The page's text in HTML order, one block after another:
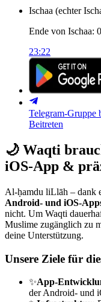
Ischaa (echter
Ende von Ischaa:
23:22
Telegram-Gruppe
Beitreten
🌙 Waqti
iOS-App &
Al-ḥamdu liLlāh – dank
Android- und iOS-
nicht. Um Waqti
Muslime zugänglich zu
deine Unterstützung.
Unsere Ziele für
✨App-
der Android- und